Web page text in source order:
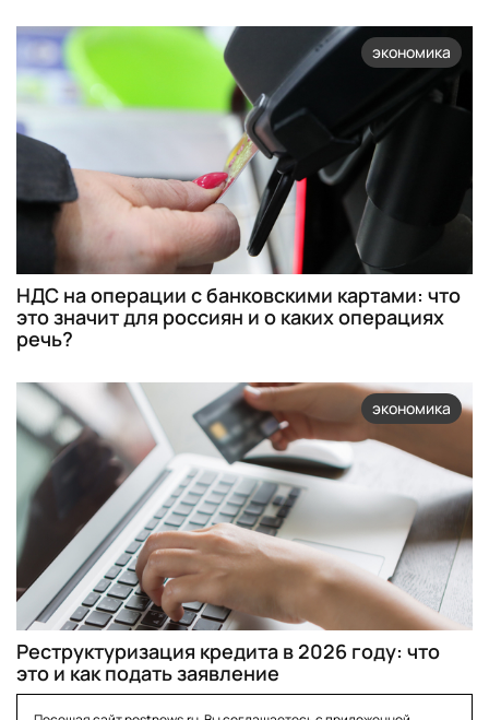
экономика
НДС на операции с банковскими картами: что
это значит для россиян и о каких операциях
речь?
экономика
Реструктуризация кредита в 2026 году: что
это и как подать заявление